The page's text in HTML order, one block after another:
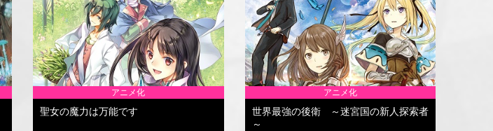
アニメ化
聖女の魔力は万能です
アニメ化
世界最強の後衛 ～迷宮国の新人探索者
～